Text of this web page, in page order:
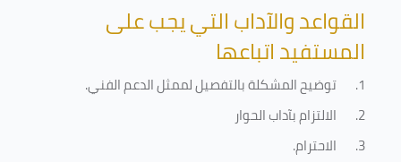
القواعد والآداب التي يجب على
المستفيد اتباعها
1. توضيح المشكلة بالتفصيل لممثل الدعم الفني.
2.
الالتزام بآداب الحوار
3.
الاحترام.